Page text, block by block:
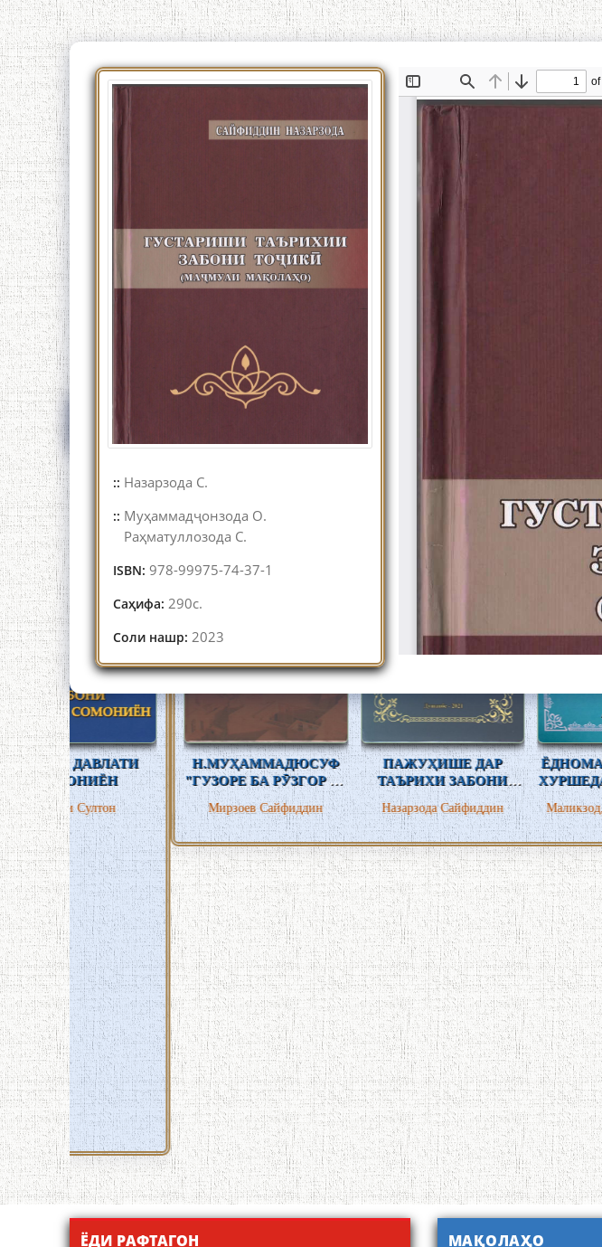
Китобҳои тозанашр
Н.МУҲАММАДЮСУФ
"ГУЗОРЕ БА РӮЗГОР ВА
ОСОРИ ШАЙХ
АБДУЛҲАЙИ
МУҶАХАРФӢ"
Мирзоев Сайфиддин
ПАЖУҲИШЕ ДАР
ТАЪРИХИ ЗАБОНИ
ТОҶИКӢ
Назарзода Сайфиддин
ЁДНОМАИ АКАДЕМИК
ХУРШЕДА ОТАХОНОВА
(БА ИФТИХОРИ 90-
СОЛАГӢ)
Маликзод, А, Раҳимова Х.
:: Назарзода С.
:: Муҳаммадҷонзода О.
Раҳматуллозода С.
ISBN: 978-99975-74-37-1
Саҳифа: 290с.
Соли нашр: 2023
ЁДИ РАФТАГОН МАҚОЛАҲО